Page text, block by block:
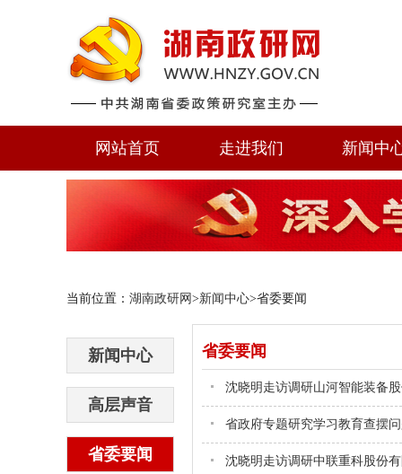
网站首页 走进我们 新闻中
当前位置： 湖南政研网 >新闻中心>省委要闻
新闻中心
高层声音
省委要闻
省委要闻
沈晓明走访调研山河智能装备
省政府专题研究学习教育查摆
沈晓明走访调研中联重科股份